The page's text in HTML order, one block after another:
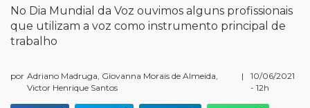
No Dia Mundial da Voz ouvimos alguns profissionais
que utilizam a voz como instrumento principal de
trabalho
por Adriano Madruga, Giovanna Morais de Almeida,
Victor Henrique Santos
|
10/06/2021
- 12h